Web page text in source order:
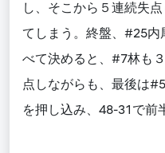
し、そこから５連続失
てしまう。終盤、#25内
べて決めると、#7林も
点しながらも、最後は
を押し込み、48-31で前